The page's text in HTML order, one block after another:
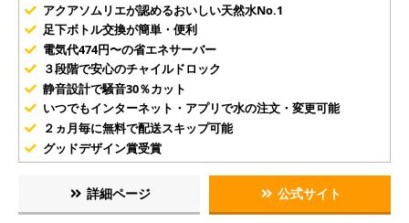
アクアソムリエが認めるおいしい天然水No.1
足下ボトル交換が簡単・便利
電気代474円〜の省エネサーバー
３段階で安心のチャイルドロック
静音設計で騒音30％カット
いつでもインターネット・アプリで水の注文・変更可能
２ヵ月毎に無料で配送スキップ可能
グッドデザイン賞受賞
詳細ページ 公式サイト